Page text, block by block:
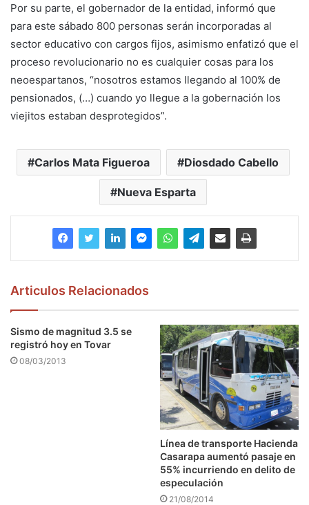
Por su parte, el gobernador de la entidad, informó que
para este sábado 800 personas serán incorporadas al
sector educativo con cargos fijos, asimismo enfatizó que el
proceso revolucionario no es cualquier cosas para los
neoespartanos, “nosotros estamos llegando al 100% de
pensionados, (…) cuando yo llegue a la gobernación los
viejitos estaban desprotegidos”.
Carlos Mata Figueroa Diosdado Cabello
Nueva Esparta
Articulos Relacionados
Sismo de magnitud 3.5 se
registró hoy en Tovar
08/03/2013
Línea de transporte Hacienda
Casarapa aumentó pasaje en
55% incurriendo en delito de
especulación
21/08/2014